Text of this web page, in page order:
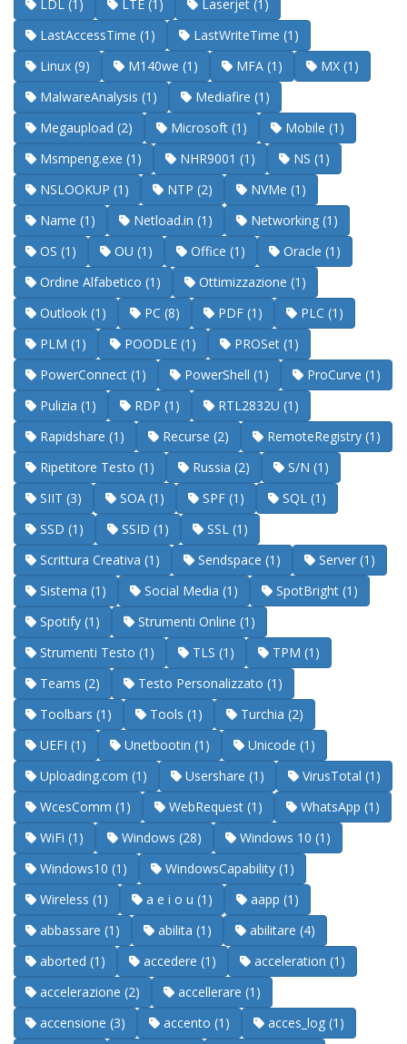
LDL (1)
LTE (1)
Laserjet (1)
LastAccessTime (1)
LastWriteTime (1)
Linux (9)
M140we (1) MFA (1)
MX (1)
MalwareAnalysis (1)
Mediafire (1)
Megaupload (2)
Microsoft (1)
Mobile (1)
Msmpeng.exe (1)
NHR9001 (1)
NS (1)
NSLOOKUP (1)
NTP (2)
NVMe (1)
Name (1)
Netload.in (1)
Networking (1)
OS (1)
OU (1) Office (1)
Oracle (1)
Ordine Alfabetico (1)
Ottimizzazione (1)
Outlook (1)
PC (8) PDF (1)
PLC (1)
PLM (1)
POODLE (1)
PROSet (1)
PowerConnect (1)
PowerShell (1)
ProCurve (1)
Pulizia (1)
RDP (1)
RTL2832U (1)
Rapidshare (1)
Recurse (2)
RemoteRegistry (1)
Ripetitore Testo (1)
Russia (2)
S/N (1)
SIIT (3)
SOA (1) SPF (1)
SQL (1)
SSD (1)
SSID (1)
SSL (1)
Scrittura Creativa (1)
Sendspace (1)
Server (1)
Sistema (1)
Social Media (1)
SpotBright (1)
Spotify (1)
Strumenti Online (1)
Strumenti Testo (1)
TLS (1)
TPM (1)
Teams (2)
Testo Personalizzato (1)
Toolbars (1)
Tools (1)
Turchia (2)
UEFI (1)
Unetbootin (1)
Unicode (1)
Uploading.com (1)
Usershare (1)
VirusTotal (1)
WcesComm (1)
WebRequest (1)
WhatsApp (1)
WiFi (1)
Windows (28)
Windows 10 (1)
Windows10 (1)
WindowsCapability (1)
Wireless (1)
a e i o u (1)
aapp (1)
abbassare (1)
abilita (1)
abilitare (4)
aborted (1)
accedere (1)
acceleration (1)
accelerazione (2)
accellerare (1)
accensione (3)
accento (1)
acces_log (1)